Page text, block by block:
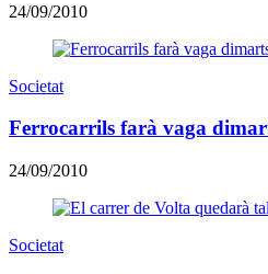
24/09/2010
Societat
Ferrocarrils farà vaga
24/09/2010
Societat